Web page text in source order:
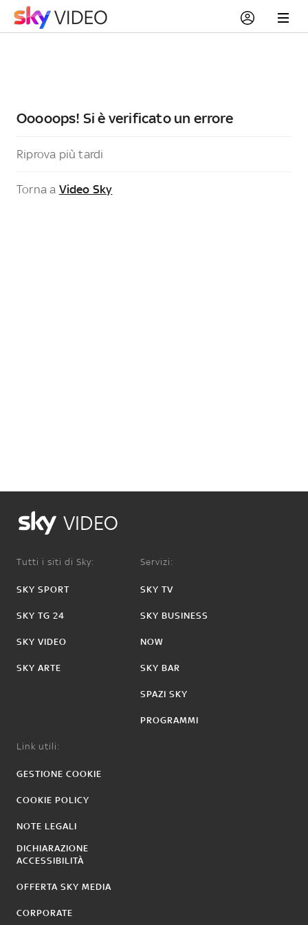
Ooooops! Si è verificato un errore
Riprova più tardi
Torna a Video Sky
VIDEO
Tutti i siti di Sky:
SKY SPORT
SKY TG 24
SKY VIDEO
SKY ARTE
Servizi:
SKY TV
SKY BUSINESS
NOW
SKY BAR
SPAZI SKY
PROGRAMMI
Link utili:
GESTIONE COOKIE
COOKIE POLICY
NOTE LEGALI
DICHIARAZIONE
ACCESSIBILITÀ
OFFERTA SKY MEDIA
CORPORATE